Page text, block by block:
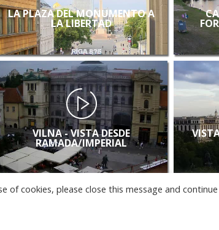
LA PLAZA DEL MONUMENTO A
LA LIBERTAD
VILNA - VISTA DESDE
RAMADA/IMPERIAL
of cookies, please close this message and